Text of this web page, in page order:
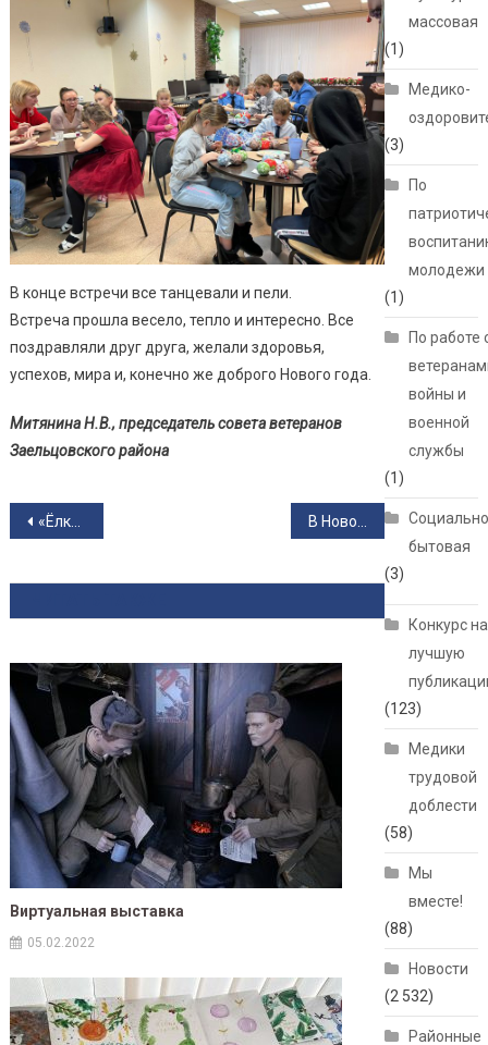
В конце встречи все танцевали и пели.
Встреча прошла весело, тепло и интересно. Все
поздравляли друг друга, желали здоровья,
успехов, мира и, конечно же доброго Нового года.
Митянина Н.В., председатель совета ветеранов
Заельцовского района
Навигация по записям
«Ёлка желаний» исполняет мечты
Виртуальная выставка
05.02.2022
массовая
(1)
Медико-
(3)
По
молодежи
(1)
По работе
войны и
военной
службы
(1)
бытовая
(3)
Конкурс на
лучшую
(123)
Медики
трудовой
доблести
(58)
Мы
вместе!
(88)
Новости
(2 532)
Районные